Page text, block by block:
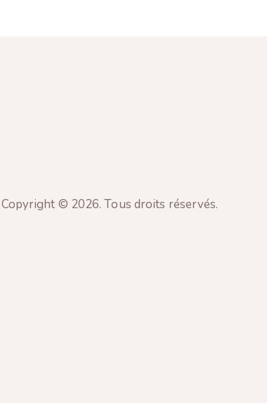
Copyright © 2026. Tous droits réservés.